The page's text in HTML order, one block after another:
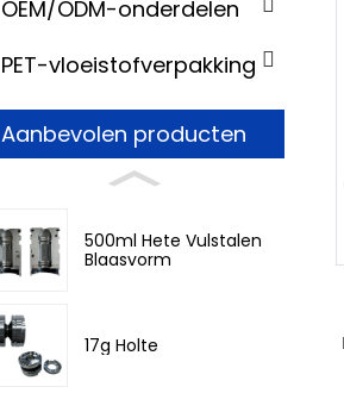
OEM/ODM-onderdelen
PET-vloeistofverpakking
Aanbevolen producten
500ml Hete Vulstalen
Blaasvorm
17g Holte